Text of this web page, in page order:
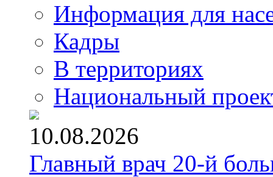
Информация для
Кадры
В территориях
Национальный
10.08.2026
Главный врач 20-й